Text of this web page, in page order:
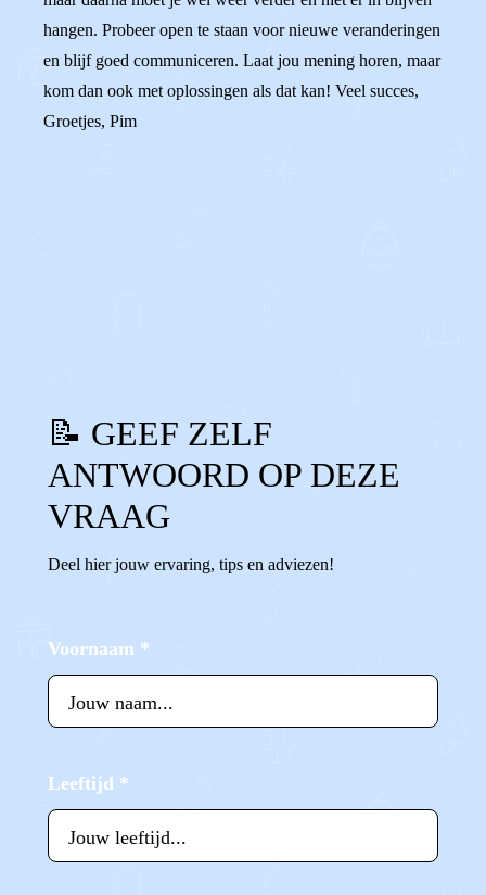
hangen. Probeer open te staan voor nieuwe veranderingen
en blijf goed communiceren. Laat jou mening horen, maar
kom dan ook met oplossingen als dat kan! Veel succes,
Groetjes, Pim
📝 GEEF ZELF
ANTWOORD OP DEZE
VRAAG
Deel hier jouw ervaring, tips en adviezen!
Voornaam *
Leeftijd *